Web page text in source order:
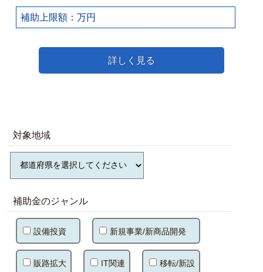
補助上限額：万円
詳しく見る
対象地域
補助金のジャンル
設備投資 新規事業/新商品開発
販路拡大 IT関連 移転/新設